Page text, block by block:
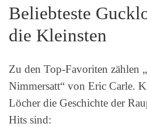
Beliebteste
die Kleinsten
Zu den Top-Favoriten zählen
Nimmersatt“ von Eric Carle.
Löcher die Geschichte der
Hits sind: